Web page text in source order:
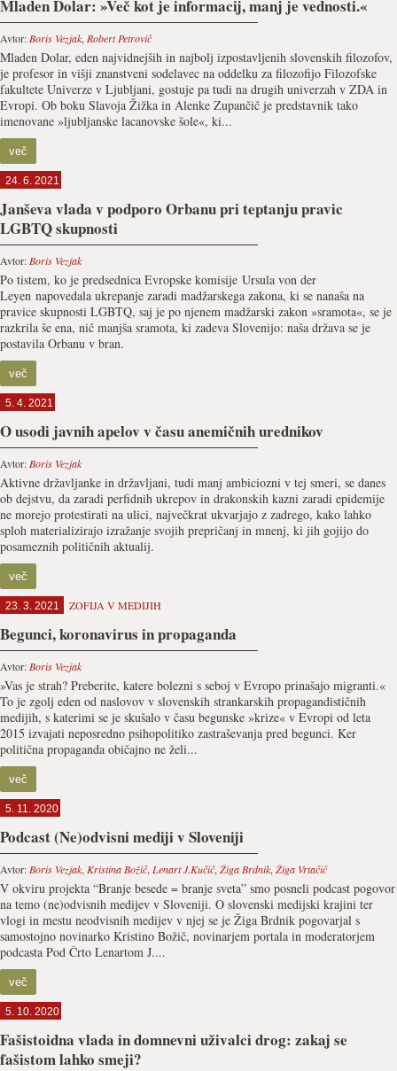
Mladen Dolar: »Več kot je informacij, manj je vednosti.«
Avtor: Boris Vezjak, Robert Petrovič
Mladen Dolar, eden najvidnejših in najbolj izpostavljenih slovenskih filozofov,
je profesor in višji znanstveni sodelavec na oddelku za filozofijo Filozofske
fakultete Univerze v Ljubljani, gostuje pa tudi na drugih univerzah v ZDA in
Evropi. Ob boku Slavoja Žižka in Alenke Zupančič je predstavnik tako
imenovane »ljubljanske lacanovske šole«, ki...
več
24. 6. 2021
Janševa vlada v podporo Orbanu pri teptanju pravic
LGBTQ skupnosti
Avtor: Boris Vezjak
Po tistem, ko je predsednica Evropske komisije Ursula von der
Leyen napovedala ukrepanje zaradi madžarskega zakona, ki se nanaša na
pravice skupnosti LGBTQ, saj je po njenem madžarski zakon »sramota«, se je
razkrila še ena, nič manjša sramota, ki zadeva Slovenijo: naša država se je
postavila Orbanu v bran.
več
5. 4. 2021
O usodi javnih apelov v času anemičnih urednikov
Avtor: Boris Vezjak
Aktivne državljanke in državljani, tudi manj ambiciozni v tej smeri, se danes
ob dejstvu, da zaradi perfidnih ukrepov in drakonskih kazni zaradi epidemije
ne morejo protestirati na ulici, največkrat ukvarjajo z zadrego, kako lahko
sploh materializirajo izražanje svojih prepričanj in mnenj, ki jih gojijo do
posameznih političnih aktualij.
več
23. 3. 2021 ZOFIJA V MEDIJIH
Begunci, koronavirus in propaganda
Avtor: Boris Vezjak
»Vas je strah? Preberite, katere bolezni s seboj v Evropo prinašajo migranti.«
To je zgolj eden od naslovov v slovenskih strankarskih propagandističnih
medijih, s katerimi se je skušalo v času begunske »krize« v Evropi od leta
2015 izvajati neposredno psihopolitiko zastraševanja pred begunci. Ker
politična propaganda običajno ne želi...
več
5. 11. 2020
Podcast (Ne)odvisni mediji v Sloveniji
Avtor: Boris Vezjak, Kristina Božič, Lenart J.Kučič, Žiga Brdnik, Žiga Vrtačič
V okviru projekta “Branje besede = branje sveta” smo posneli podcast pogovor
na temo (ne)odvisnih medijev v Sloveniji. O slovenski medijski krajini ter
vlogi in mestu neodvisnih medijev v njej se je Žiga Brdnik pogovarjal s
samostojno novinarko Kristino Božič, novinarjem portala in moderatorjem
podcasta Pod Črto Lenartom J....
več
5. 10. 2020
Fašistoidna vlada in domnevni uživalci drog: zakaj se
fašistom lahko smeji?